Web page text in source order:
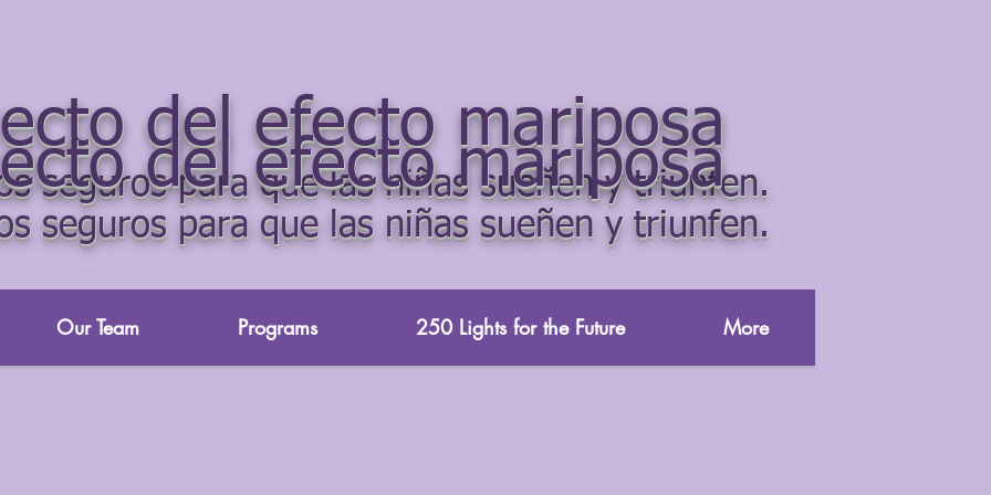
del efecto mariposa
seguros para que las niñas sueñen y triunfen.
del efecto mariposa
seguros para que las niñas sueñen y triunfen.
Our Team Programs 250 Lights for the Future More